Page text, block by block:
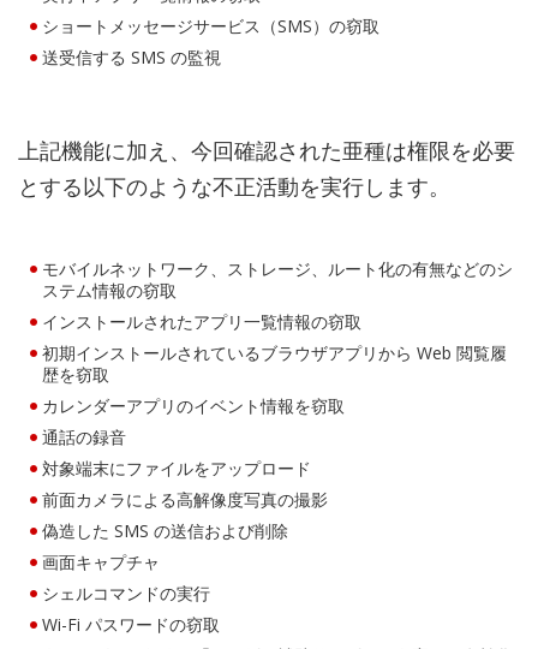
ショートメッセージサービス（SMS）の窃取
送受信する SMS の監視
上記機能に加え、今回確認された亜種は権限を必要
とする以下のような不正活動を実行します。
モバイルネットワーク、ストレージ、ルート化の有無などのシ
ステム情報の窃取
インストールされたアプリ一覧情報の窃取
初期インストールされているブラウザアプリから Web 閲覧履
歴を窃取
カレンダーアプリのイベント情報を窃取
通話の録音
対象端末にファイルをアップロード
前面カメラによる高解像度写真の撮影
偽造した SMS の送信および削除
画面キャプチャ
シェルコマンドの実行
Wi-Fi パスワードの窃取